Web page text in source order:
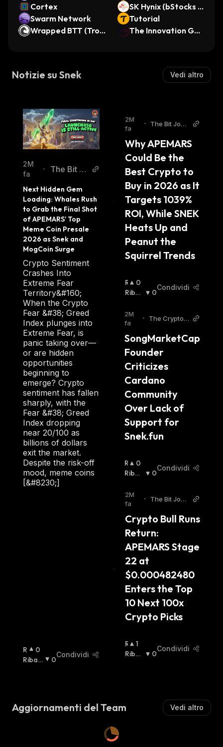
Cortex
SK Hynix (bStocks T
okenized Stock)
Swarm Network
Tutorial
Wrapped BTT (Tro
The Innovation Ga
Notizie su Snek Vedi altro
2M
fa
•
The Bit Jo
Next Hidden Gem
Loading: Whales Rush
to Grab the Final Shot
of APEMARS’ Top
Meme Coin Presale
2026 as Snek and
MogCoin Surge
Crypto Sentiment
Crashes Into
Extreme Fear
Territory&#160;
When the Crypto
Fear &#38; Greed
Index plunges into
Extreme Fear, is
panic taking over—
or are hidden
opportunities
beginning to
emerge? Crypto
sentiment has fallen
sharply, with the
Fear &#38; Greed
Index dropping
near 20/100 as
billions of dollars
exit the market.
Despite the risk-off
mood, meme coins
[&#8230;]
R
I
S
0
Ribas
0
Condividi
2M
fa
•
The Bit Jour
Why APEMARS
Could Be the
Best Crypto to
Buy in 2026 as It
Targets 1039%
ROI, While SNEK
Heats Up and
Peanut the
Squirrel Trends
R
I
L
Z
S
T
A
:
0
Ribas
0
Condividi
2M
fa
•
The Crypto B
SongMarketCap
Founder
Criticizes
Cardano
Community
Over Lack of
Support for
Snek.fun
R
I
L
Z
S
T
A
:
0
Ribas
0
Condividi
2M
fa
•
The Bit Jour
Crypto Bull Runs
Return:
APEMARS Stage
22 at
$0.000482480
Enters the Top
10 Next 100x
Crypto Picks
R
I
T
1
Ribas
0
Condividi
Aggiornamenti del Team Vedi altro